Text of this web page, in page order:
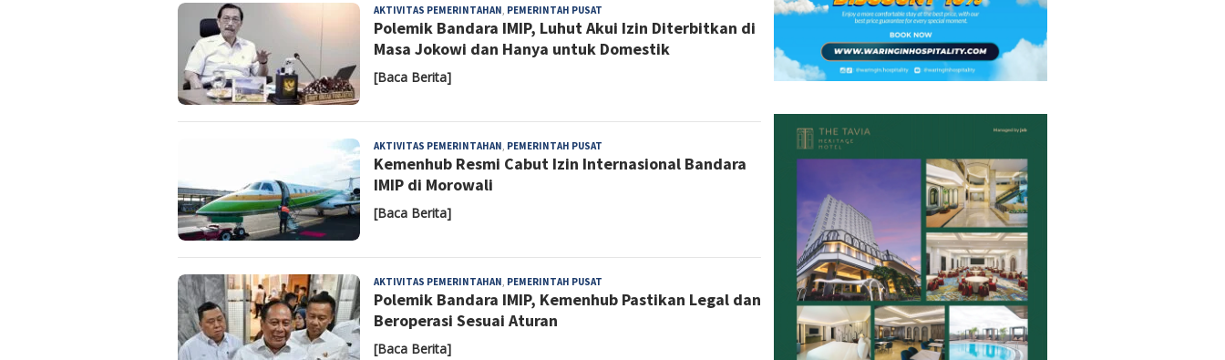
AKTIVITAS PEMERINTAHAN, PEMERINTAH PUSAT
Noviyanti
Polemik Bandara IMIP, Luhut Akui Izin Diterbitkan di
Masa Jokowi dan Hanya untuk Domestik
[Baca Berita]
AKTIVITAS PEMERINTAHAN, PEMERINTAH PUSAT
Noviyanti
Kemenhub Resmi Cabut Izin Internasional Bandara
IMIP di Morowali
[Baca Berita]
AKTIVITAS PEMERINTAHAN, PEMERINTAH PUSAT
Sulastri
Polemik Bandara IMIP, Kemenhub Pastikan Legal dan
Beroperasi Sesuai Aturan
[Baca Berita]